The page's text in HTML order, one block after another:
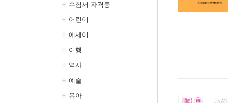
수험서 자격증
어린이
에세이
여행
역사
예술
유아